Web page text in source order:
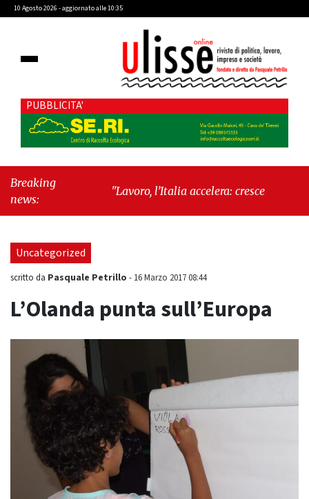
10 Agosto 2026 - aggiornato alle 10:35
PUBBLICITA'
Breaking
news:
"Lavoro, l’Italia accelera: cresce l’occupazione,
Prima Repubblica"
Uncategorized
scritto da Pasquale Petrillo - 16 Marzo 2017 08:44
L’Olanda punta sull’Europa